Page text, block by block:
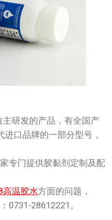
主研发的产品，有全国产
口品牌的一部分型号，
专门提供胶黏剂定制及配
高温胶水方面的问题，
0731-28612221。